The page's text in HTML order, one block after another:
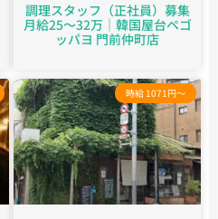
調理スタッフ（正社員）募集
月給25～32万｜韓国屋台ペゴ
ッパヨ 門前仲町店
時給 1071円～